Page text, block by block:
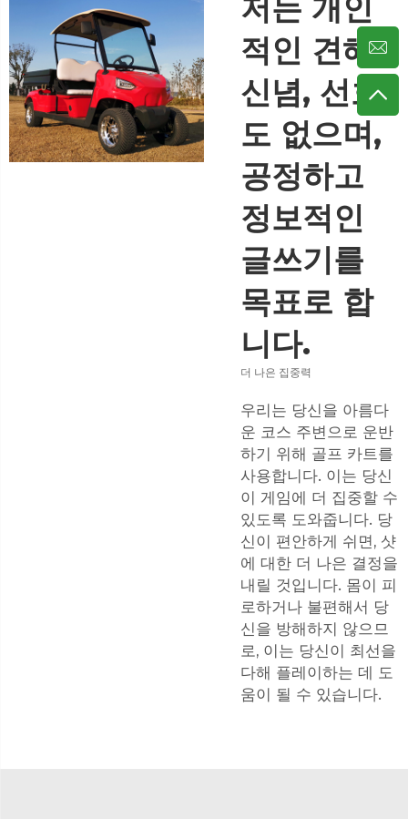
저는 개인
적인 견해,
신념, 선호
도 없으며,
공정하고
정보적인
글쓰기를
목표로 합
니다.
더 나은 집중력
우리는 당신을 아름다
운 코스 주변으로 운반
하기 위해 골프 카트를
사용합니다. 이는 당신
이 게임에 더 집중할 수
있도록 도와줍니다. 당
신이 편안하게 쉬면, 샷
에 대한 더 나은 결정을
내릴 것입니다. 몸이 피
로하거나 불편해서 당
신을 방해하지 않으므
로, 이는 당신이 최선을
다해 플레이하는 데 도
움이 될 수 있습니다.